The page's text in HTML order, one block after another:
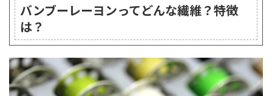
バンブーレーヨンってどんな繊維？特徴
は？